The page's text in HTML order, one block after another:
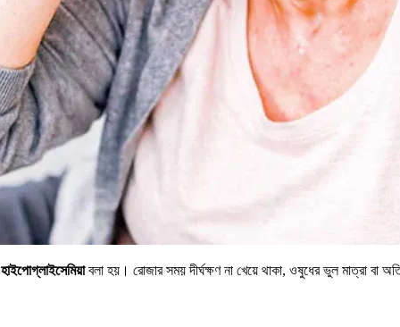
হাইপোগ্লাইসেমিয়াবলা হয়। রোজার সময় দীর্ঘক্ষণ না খেয়ে থাকা, ওষুধের ভুল মাত্রা বা